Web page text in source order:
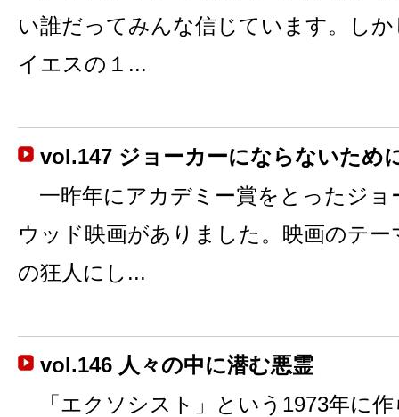
い誰だってみんな信じています。し
イエスの１...
vol.147 ジョーカーにならないため
一昨年にアカデミー賞をとったジョ
ウッド映画がありました。映画のテ
の狂人にし...
vol.146 人々の中に潜む悪霊
「エクソシスト」という1973年に